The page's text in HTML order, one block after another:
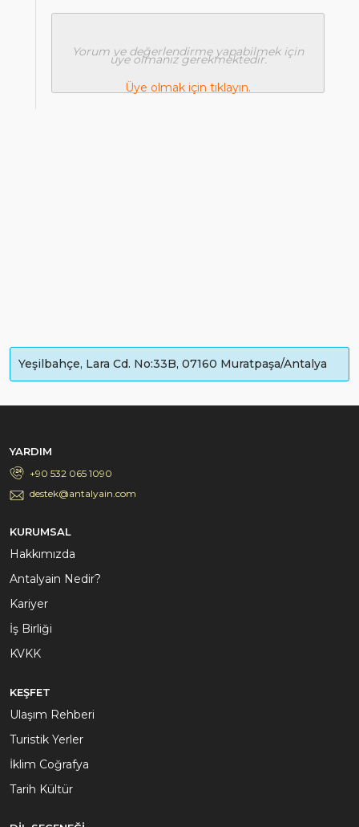
Yorum ve değerlendirme yapabilmek için
üye olmanız gerekmektedir.
Üye olmak için tıklayın.
Yeşilbahçe, Lara Cd. No:33B, 07160 Muratpaşa/Antalya
YARDIM
+90 532 065 1090
destek@antalyain.com
KURUMSAL
Hakkımızda
Antalyain Nedir?
Kariyer
İş Birliği
KVKK
KEŞFET
Ulaşım Rehberi
Turistik Yerler
İklim Coğrafya
Tarih Kültür